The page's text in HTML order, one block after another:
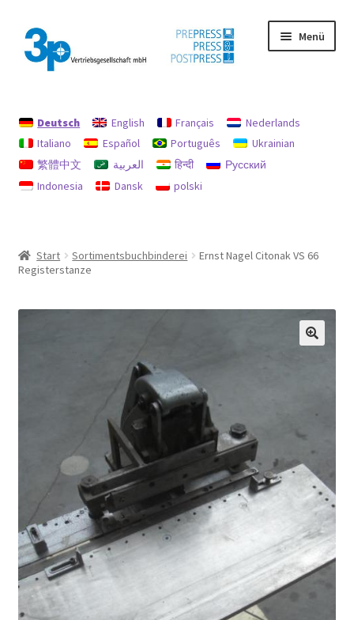
Zur
Navigation
springen
Zum
Inhalt
springen
Menü
Datenschutz
Gebrauchtmaschinen
Deutsch English Français
Nederlands
Italiano
Español Português
Ukrainian
繁體中文
العربية हिन्दी
Русский
Indonesia
Dansk polski
Start Sortimentsbuchbinderei
Ernst Nagel Citonak VS 66
Registerstanze